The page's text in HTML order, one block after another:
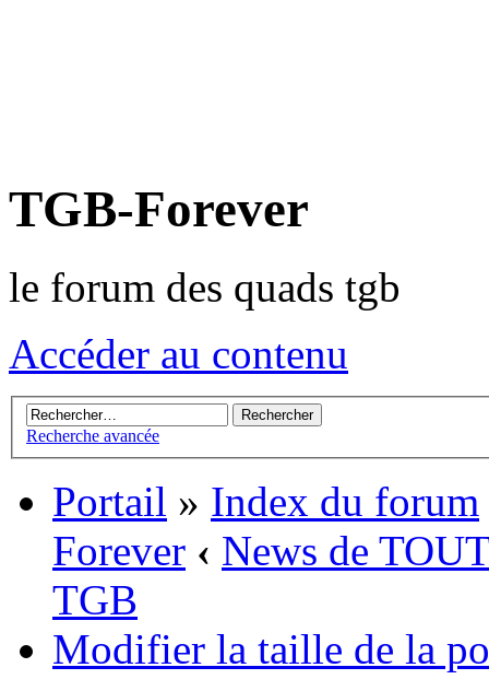
TGB-Forever
le forum des quads tgb
Accéder au contenu
Recherche avancée
Portail » Index du forum
Forever ‹ News de
TGB
Modifier la taille de la